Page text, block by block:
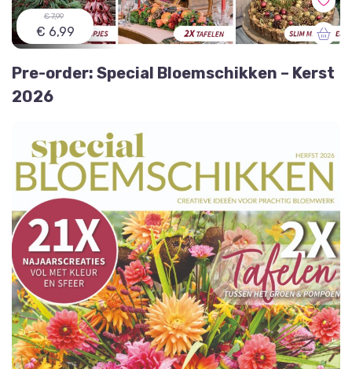
€ 7,99
€ 6,99
Pre-order: Special Bloemschikken – Kerst
2026